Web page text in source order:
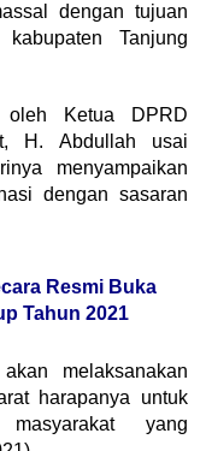
dengan tujuan
Tanjung
Ketua DPRD
H. Abdullah usai
menyampaikan
dengan sasaran
Resmi Buka
Tahun 2021
melaksanakan
harapanya untuk
yang